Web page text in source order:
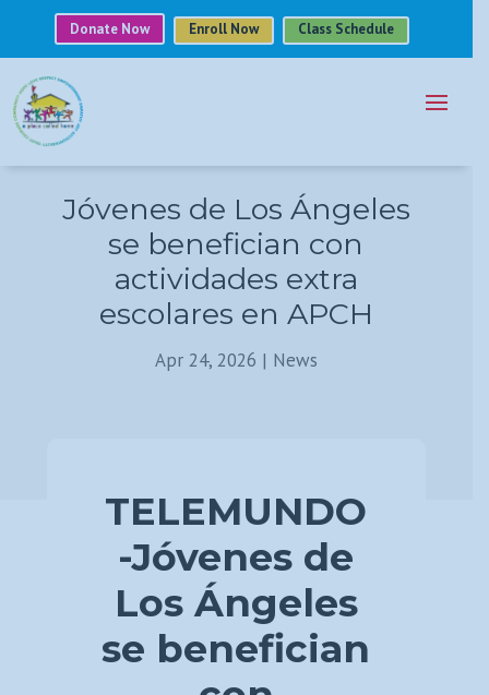
Donate Now Enroll Now Class Schedule
Jóvenes de Los Ángeles
se benefician con
actividades extra
escolares en APCH
Apr 24, 2026 | News
TELEMUNDO
-Jóvenes de
Los Ángeles
se benefician